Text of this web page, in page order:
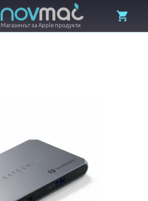
Магазинът за Apple продукти
